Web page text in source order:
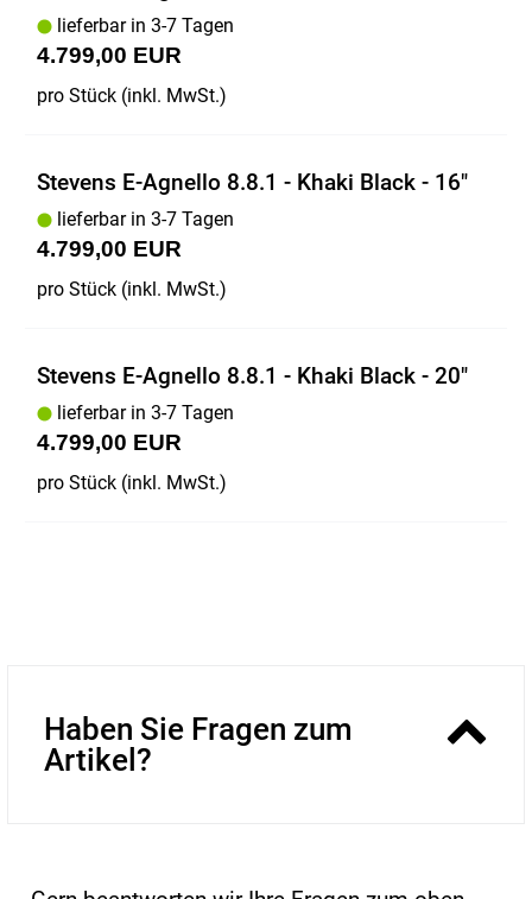
lieferbar in 3-7 Tagen
4.799,00 EUR
pro Stück (inkl. MwSt.)
Stevens E-Agnello 8.8.1 - Khaki Black - 16"
lieferbar in 3-7 Tagen
4.799,00 EUR
pro Stück (inkl. MwSt.)
Stevens E-Agnello 8.8.1 - Khaki Black - 20"
lieferbar in 3-7 Tagen
4.799,00 EUR
pro Stück (inkl. MwSt.)
Haben Sie Fragen zum
Artikel?